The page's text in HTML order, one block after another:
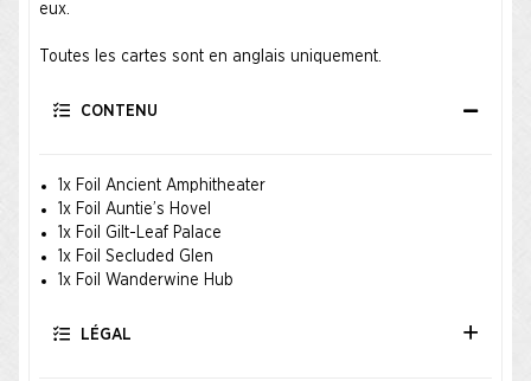
eux.
Toutes les cartes sont en anglais uniquement.
CONTENU
1x Foil Ancient Amphitheater
1x Foil Auntie’s Hovel
1x Foil Gilt-Leaf Palace
1x Foil Secluded Glen
1x Foil Wanderwine Hub
LÉGAL